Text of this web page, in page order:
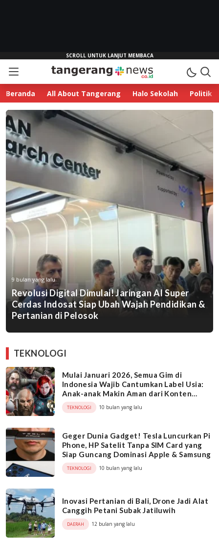
Beranda All About Tangerang Halo Sekolah Politik
9 bulan yang lalu
Revolusi Digital Dimulai! Jaringan AI Super
Cerdas Indosat Siap Ubah Wajah Pendidikan &
Pertanian di Pelosok
TEKNOLOGI
Mulai Januari 2026, Semua Gim di
Indonesia Wajib Cantumkan Label Usia:
Anak-anak Makin Aman dari Konten
Tidak Pantas!
TEKNOLOGI 10 bulan yang lalu
Geger Dunia Gadget! Tesla Luncurkan Pi
Phone, HP Satelit Tanpa SIM Card yang
Siap Guncang Dominasi Apple & Samsung
TEKNOLOGI 10 bulan yang lalu
Inovasi Pertanian di Bali, Drone Jadi Alat
Canggih Petani Subak Jatiluwih
DAERAH 12 bulan yang lalu